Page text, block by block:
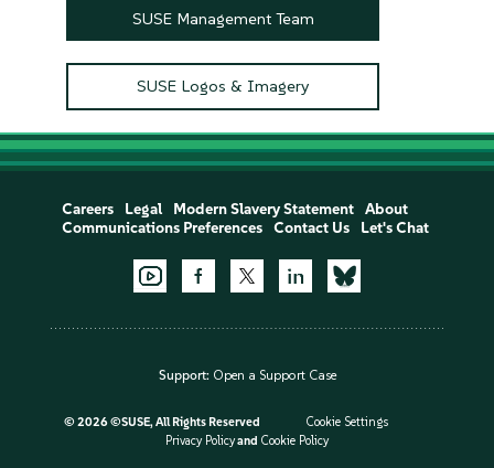
SUSE Management Team
SUSE Logos & Imagery
Careers Legal Modern Slavery Statement
About
Communications Preferences
Contact Us Let's Chat
Support: Open a Support Case
© 2026 ©SUSE, All Rights Reserved
Cookie Settings
Privacy Policyand Cookie Policy